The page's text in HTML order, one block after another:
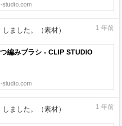
studio.com
ました。（素材） 1 年前
編みブラシ - CLIP STUDIO
studio.com
ました。（素材） 1 年前